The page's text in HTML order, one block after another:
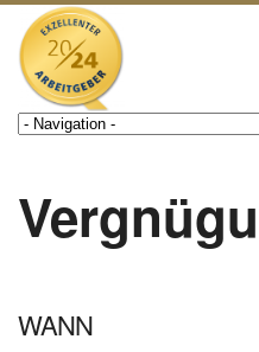
WANN